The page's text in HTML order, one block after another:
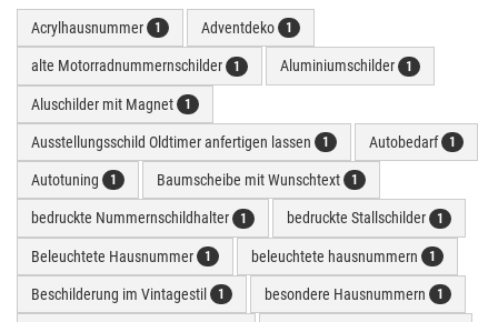
Acrylhausnummer 1 Adventdeko 1
alte Motorradnummernschilder 1 Aluminiumschilder 1
Aluschilder mit Magnet 1
Ausstellungsschild Oldtimer anfertigen lassen 1 Autobedarf 1
Autotuning 1 Baumscheibe mit Wunschtext 1
bedruckte Nummernschildhalter 1 bedruckte Stallschilder 1
Beleuchtete Hausnummer 1 beleuchtete hausnummern 1
Beschilderung im Vintagestil 1 besondere Hausnummern 1